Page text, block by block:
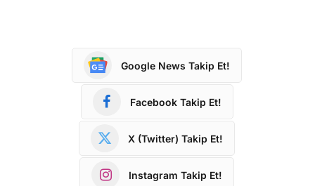
Google News Takip Et!
Facebook Takip Et!
X (Twitter) Takip Et!
Instagram Takip Et!